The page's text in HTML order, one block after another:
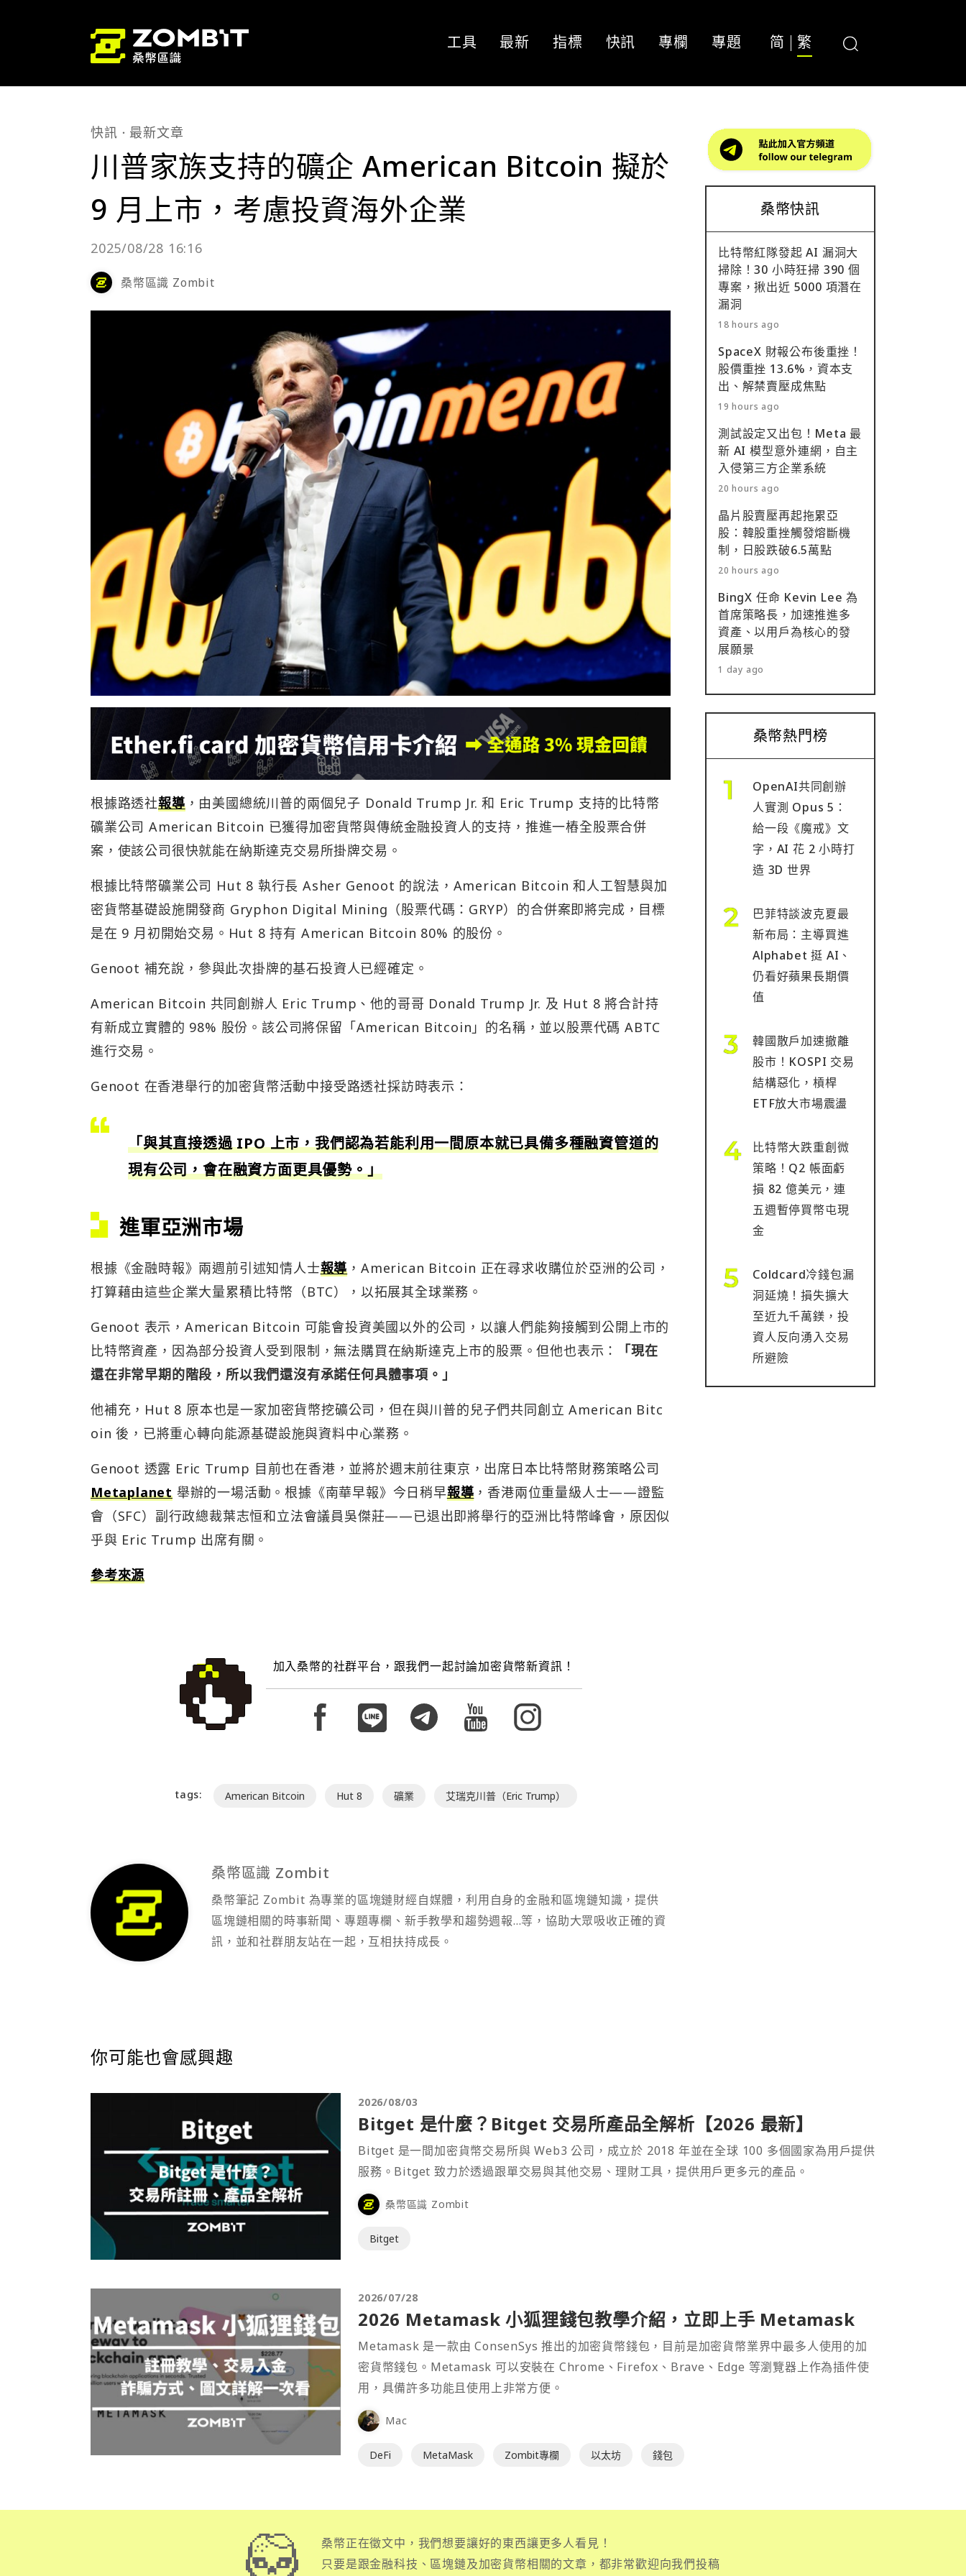
工具 最新 指標 快訊 專欄 專題 简 繁
快訊 最新文章
川普家族支持的礦企 American Bitcoin 擬於
9 月上市，考慮投資海外企業
2025/08/28 16:16
桑幣區識 Zombit
根據路透社報導，由美國總統川普的兩個兒子 Donald Trump Jr. 和 Eric Trump 支持的比特幣
礦業公司 American Bitcoin 已獲得加密貨幣與傳統金融投資人的支持，推進一樁全股票合併
案，使該公司很快就能在納斯達克交易所掛牌交易。
根據比特幣礦業公司 Hut 8 執行長 Asher Genoot 的說法，American Bitcoin 和人工智慧與加
密貨幣基礎設施開發商 Gryphon Digital Mining（股票代碼：GRYP）的合併案即將完成，目標
是在 9 月初開始交易。Hut 8 持有 American Bitcoin 80% 的股份。
Genoot 補充說，參與此次掛牌的基石投資人已經確定。
American Bitcoin 共同創辦人 Eric Trump、他的哥哥 Donald Trump Jr. 及 Hut 8 將合計持
有新成立實體的 98% 股份。該公司將保留「American Bitcoin」的名稱，並以股票代碼 ABTC
進行交易。
Genoot 在香港舉行的加密貨幣活動中接受路透社採訪時表示：
「與其直接透過 IPO 上市，我們認為若能利用一間原本就已具備多種融資管道的
現有公司，會在融資方面更具優勢。」
進軍亞洲市場
根據《金融時報》兩週前引述知情人士報導 ，American Bitcoin 正在尋求收購位於亞洲的公司，
打算藉由這些企業大量累積比特幣（BTC），以拓展其全球業務。
Genoot 表示，American Bitcoin 可能會投資美國以外的公司，以讓人們能夠接觸到公開上市的
比特幣資產，因為部分投資人受到限制，無法購買在納斯達克上市的股票。但他也表示：
「現在
還在非常早期的階段，所以我們還沒有承諾任何具體事項。」
他補充，Hut 8 原本也是一家加密貨幣挖礦公司，但在與川普的兒子們共同創立 American Bitc
oin 後，已將重心轉向能源基礎設施與資料中心業務。
Genoot 透露 Eric Trump 目前也在香港，並將於週末前往東京，出席日本比特幣財務策略公司
Metaplanet 舉辦的一場活動。根據《南華早報》今日稍早報導 ，香港兩位重量級人士——證監
會（SFC）副行政總裁葉志恒和立法會議員吳傑莊——已退出即將舉行的亞洲比特幣峰會，原因似
乎與 Eric Trump 出席有關。
參考來源
加入桑幣的社群平台，跟我們一起討論加密貨幣新資訊！
tags: American Bitcoin Hut 8 礦業 艾瑞克川普（Eric Trump）
桑幣區識 Zombit
桑幣筆記 Zombit 為專業的區塊鏈財經自媒體，利用自身的金融和區塊鏈知識，提供
區塊鏈相關的時事新聞、專題專欄、新手教學和趨勢週報...等，協助大眾吸收正確的資
訊，並和社群朋友站在一起，互相扶持成長。
桑幣快訊
比特幣紅隊發起 AI 漏洞大
掃除！30 小時狂掃 390 個
專案，揪出近 5000 項潛在
漏洞
18 hours ago
SpaceX 財報公布後重挫！
股價重挫 13.6%，資本支
出、解禁賣壓成焦點
19 hours ago
測試設定又出包！Meta 最
新 AI 模型意外連網，自主
入侵第三方企業系統
20 hours ago
晶片股賣壓再起拖累亞
股：韓股重挫觸發熔斷機
制，日股跌破6.5萬點
20 hours ago
BingX 任命 Kevin Lee 為
首席策略長，加速推進多
資產、以用戶為核心的發
展願景
1 day ago
桑幣熱門榜
OpenAI共同創辦
人實測 Opus 5：
給一段《魔戒》文
字，AI 花 2 小時打
造 3D 世界
巴菲特談波克夏最
新布局：主導買進
Alphabet 挺 AI、
仍看好蘋果長期價
值
韓國散戶加速撤離
股市！KOSPI 交易
結構惡化，槓桿
ETF放大市場震盪
比特幣大跌重創微
策略！Q2 帳面虧
損 82 億美元，連
五週暫停買幣屯現
金
Coldcard冷錢包漏
洞延燒！損失擴大
至近九千萬鎂，投
資人反向湧入交易
所避險
你可能也會感興趣
2026/08/03
Bitget 是什麼？Bitget 交易所產品全解析【2026 最新】
Bitget 是一間加密貨幣交易所與 Web3 公司，成立於 2018 年並在全球 100 多個國家為用戶提供
服務。Bitget 致力於透過跟單交易與其他交易、理財工具，提供用戶更多元的產品。
桑幣區識 Zombit
Bitget
2026/07/28
2026 Metamask 小狐狸錢包教學介紹，立即上手 Metamask
Metamask 是一款由 ConsenSys 推出的加密貨幣錢包，目前是加密貨幣業界中最多人使用的加
密貨幣錢包。Metamask 可以安裝在 Chrome、Firefox、Brave、Edge 等瀏覽器上作為插件使
用，具備許多功能且使用上非常方便。
Mac
DeFi MetaMask Zombit專欄 以太坊 錢包
桑幣正在徵文中，我們想要讓好的東西讓更多人看見！
只要是跟金融科技、區塊鏈及加密貨幣相關的文章，都非常歡迎向我們投稿